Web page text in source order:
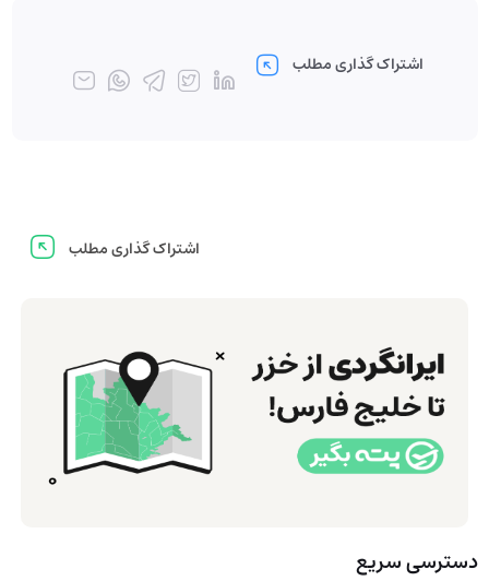
اشتراک گذاری مطلب
اشتراک گذاری مطلب
دسترسی سریع